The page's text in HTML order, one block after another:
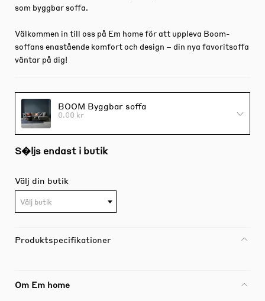
som byggbar soffa.
Välkommen in till oss på Em home för att uppleva Boom-
soffans enastående komfort och design – din nya favoritsoffa
väntar på dig!
BOOM Byggbar soffa
0.00 kr
S�ljs endast i butik
Välj din butik
Välj butik
Produktspecifikationer
Om Em home